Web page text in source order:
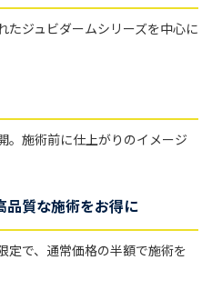
たジュビダームシリーズを中心に
。施術前に仕上がりのイメージ
質な施術をお得に
定で、通常価格の半額で施術を